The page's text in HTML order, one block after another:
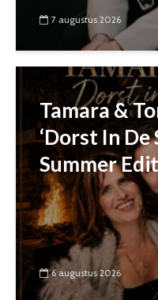
7 augustus 2026
Tamara &
‘Dorst In De
Summer
6 augustus 2026